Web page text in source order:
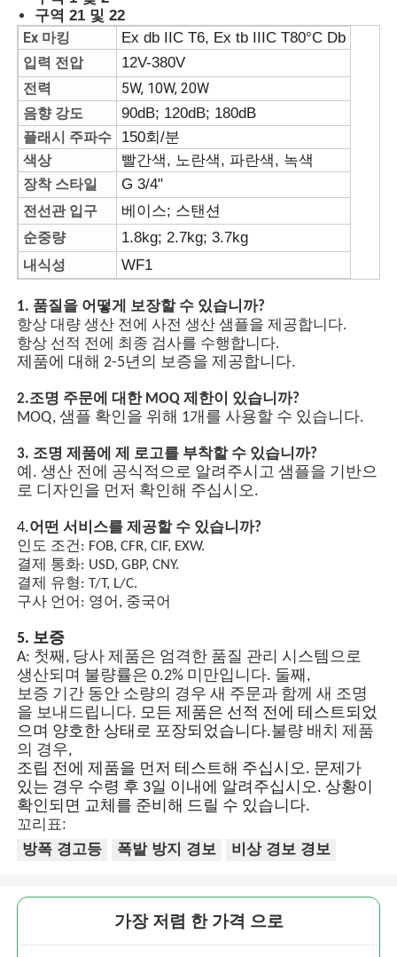
공장 투어
품질 관리
연락처
견적 요청
방폭 조명
방폭 경보 광
폭발 방지 팬
방폭 박스
방폭 스위치
폭발 방지 케이블 간질
방폭 플러그와 소켓
구역 21 및 22
Ex 마킹
Ex db IIC T6, Ex tb IIIC T80°C Db
입력 전압
12V-380V
전력
5W, 10W, 20W
음향 강도
90dB; 120dB; 180dB
플래시 주파수
150회/분
색상
빨간색, 노란색, 파란색, 녹색
장착 스타일
G 3/4"
전선관 입구
베이스; 스탠션
순중량
1.8kg; 2.7kg; 3.7kg
내식성
WF1
1. 품질을 어떻게 보장할 수 있습니까?
항상 대량 생산 전에 사전 생산 샘플을 제공합니다.
항상 선적 전에 최종 검사를 수행합니다.
제품에 대해 2-5년의 보증을 제공합니다.
2.조명 주문에 대한 MOQ 제한이 있습니까?
MOQ, 샘플 확인을 위해 1개를 사용할 수 있습니다.
3. 조명 제품에 제 로고를 부착할 수 있습니까?
예. 생산 전에 공식적으로 알려주시고 샘플을 기반으
로 디자인을 먼저 확인해 주십시오.
4.어떤 서비스를 제공할 수 있습니까?
인도 조건: FOB, CFR, CIF, EXW.
결제 통화: USD, GBP, CNY.
결제 유형: T/T, L/C.
구사 언어: 영어, 중국어
5. 보증
A: 첫째, 당사 제품은 엄격한 품질 관리 시스템으로
생산되며 불량률은 0.2% 미만입니다. 둘째,
보증 기간 동안 소량의 경우 새 주문과 함께 새 조명
을 보내드립니다. 모든 제품은 선적 전에 테스트되었
으며 양호한 상태로 포장되었습니다.불량 배치 제품
의 경우,
조립 전에 제품을 먼저 테스트해 주십시오. 문제가
있는 경우 수령 후 3일 이내에 알려주십시오. 상황이
확인되면 교체를 준비해 드릴 수 있습니다.
꼬리표:
방폭 경고등
폭발 방지 경보 비상 경보 경보
가장 저렴 한 가격 으로